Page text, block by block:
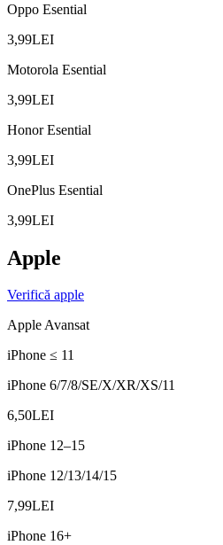
Oppo Esential
3,99LEI
Motorola Esential
3,99LEI
Honor Esential
3,99LEI
OnePlus Esential
3,99LEI
Apple
Verifică apple
Apple Avansat
iPhone ≤ 11
iPhone 6/7/8/SE/X/XR/XS/11
6,50LEI
iPhone 12–15
iPhone 12/13/14/15
7,99LEI
iPhone 16+